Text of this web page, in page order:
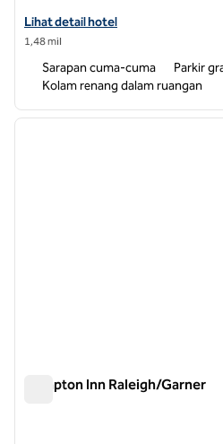
Lihat detail hotel untuk Tru by Hilton
Lihat detail hotel
1,48 mil
Sarapan cuma-cuma
Parkir
Kolam renang dalam ruangan
1 dari 12
Hampton Inn Raleigh/Garner